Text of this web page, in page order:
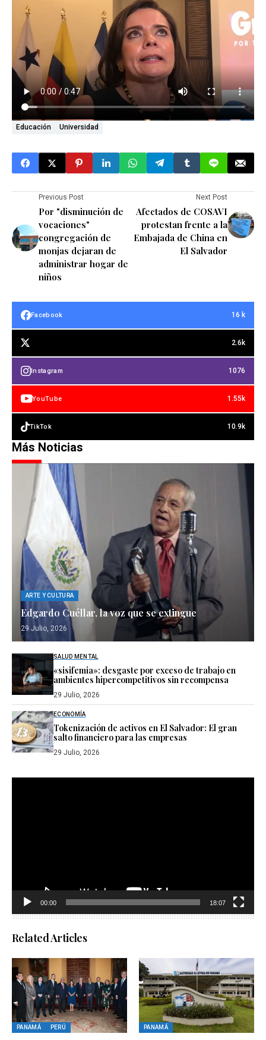
Educación Universidad
Previous Post
Por "disminución de
vocaciones"
congregación de
monjas dejaran de
administrar hogar de
niños
Next Post
Afectados de COSAVI
protestan frente a la
Embajada de China en
El Salvador
Facebook 16 k
2.6k
Instagram 1076
YouTube 1.55k
TikTok 10.9k
Más Noticias
ARTE Y CULTURA
Edgardo Cuéllar, la voz que se extingue
29 Julio, 2026
SALUD MENTAL
«sisifemia»: desgaste por exceso de trabajo en
ambientes hipercompetitivos sin recompensa
29 Julio, 2026
ECONOMÍA
Tokenización de activos en El Salvador: El gran
salto financiero para las empresas
29 Julio, 2026
00:00 18:07
Related Articles
PANAMÁ PERÚ PANAMÁ